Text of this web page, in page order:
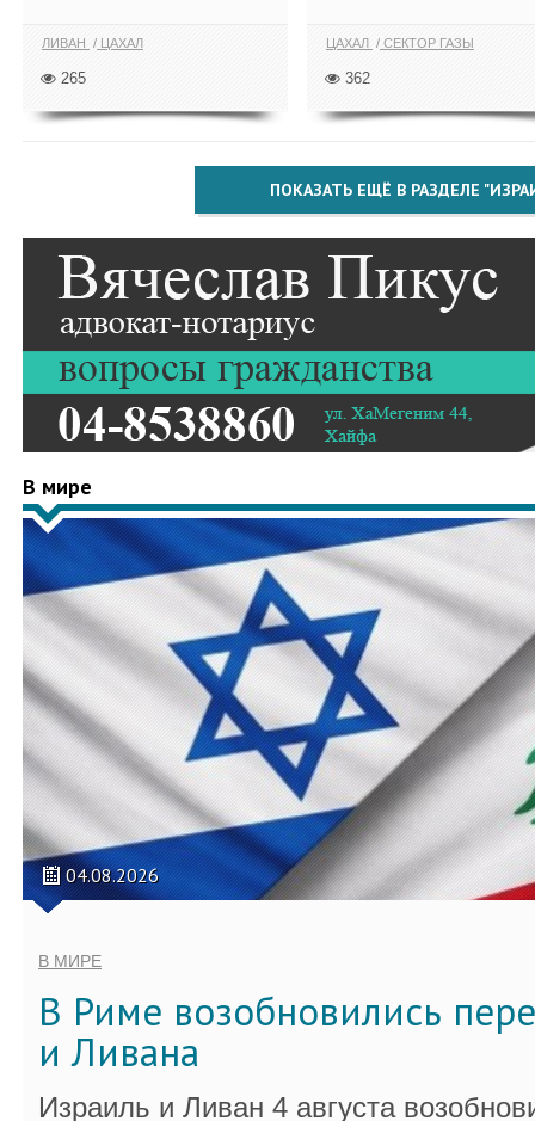
ЛИВАН ЦАХАЛ
265
ЦАХАЛ СЕКТОР ГАЗЫ
362
ПОКАЗАТЬ ЕЩЁ В РАЗДЕЛЕ
В мире
04.08.2026
В МИРЕ
В Риме возобновились
и Ливана
Израиль и Ливан 4 августа